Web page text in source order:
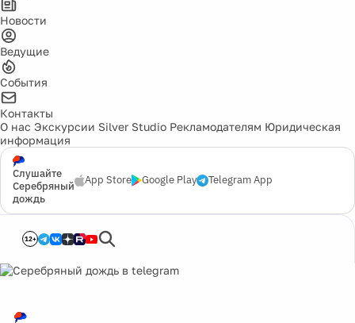
Новости
Ведущие
События
Контакты
О нас Экскурсии Silver Studio Рекламодателям Юридическая
информация
Слушайте
Серебряный
дождь
App Store Google Play Telegram App
12+